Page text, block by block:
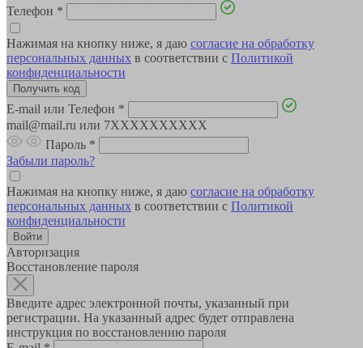
Телефон *
Нажимая на кнопку ниже, я даю согласие на обработку
персональных данных в соответствии с Политикой
конфиденциальности
E-mail или Телефон *
mail@mail.ru или 7XXXXXXXXXX
Пароль *
Забыли пароль?
Нажимая на кнопку ниже, я даю согласие на обработку
персональных данных в соответствии с Политикой
конфиденциальности
Авторизация
Восстановление пароля
Введите адрес электронной почты, указанный при
регистрации. На указанный адрес будет отправлена
инструкция по восстановлению пароля